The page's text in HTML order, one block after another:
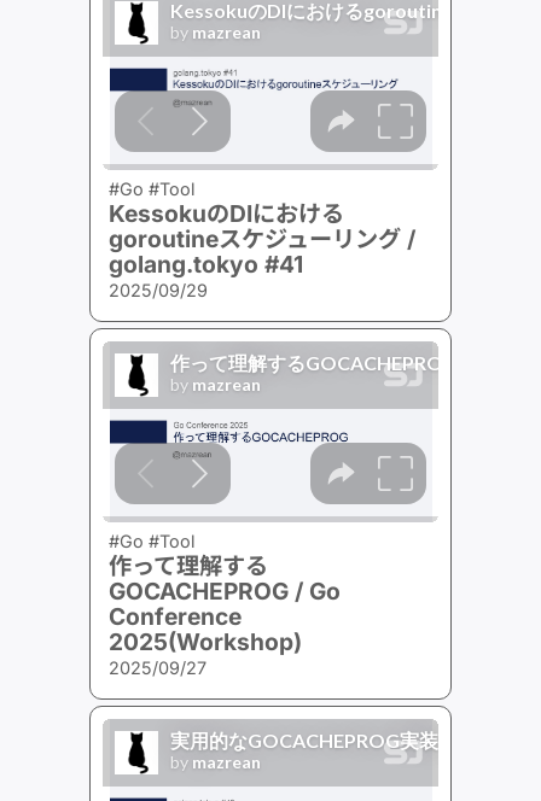
#Go #Tool
KessokuのDIにおける
goroutineスケジューリング /
golang.tokyo #41
2025/09/29
#Go #Tool
作って理解する
GOCACHEPROG / Go
Conference
2025(Workshop)
2025/09/27